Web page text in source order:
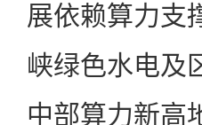
展依赖算力支
峡绿色水电及
中部算力新高